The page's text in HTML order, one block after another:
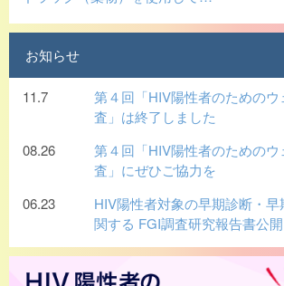
お知らせ
11.7
第４回「HIV陽性者のためのウ
査」は終了しました
08.26
第４回「HIV陽性者のためのウ
査」にぜひご協力を
06.23
HIV陽性者対象の早期診断・早
関する FGI調査研究報告書公開